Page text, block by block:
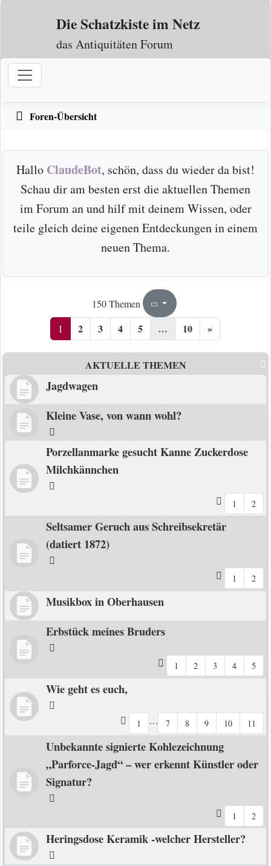
Zum Inhalt
Die Schatzkiste im Netz
das Antiquitäten Forum
Foren-Übersicht
Hallo ClaudeBot, schön, dass du wieder da bist!
Schau dir am besten erst die aktuellen Themen
im Forum an und hilf mit deinem Wissen, oder
teile gleich deine eigenen Entdeckungen in einem
neuen Thema.
150 Themen Seite1
1 2 3 4 5 … 10 »
AKTUELLE THEMEN
Jagdwagen
Kleine Vase, von wann wohl?
Porzellanmarke gesucht Kanne Zuckerdose
Milchkännchen
1 2
Seltsamer Geruch aus Schreibsekretär
(datiert 1872)
1 2
Musikbox in Oberhausen
Erbstück meines Bruders
1 2 3 4 5
Wie geht es euch,
1 … 7 8 9 10 11
Unbekannte signierte Kohlezeichnung
„Parforce-Jagd“ – wer erkennt Künstler oder
Signatur?
1 2
Heringsdose Keramik -welcher Hersteller?